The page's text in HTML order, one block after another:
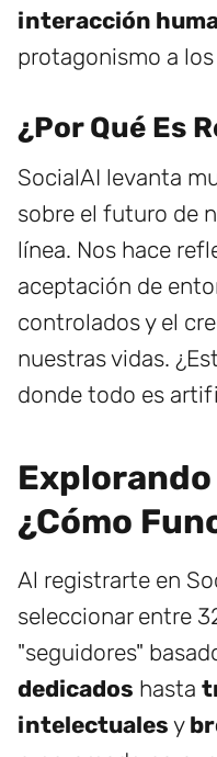
interacción
protagonismo a
¿Por Qué Es
SocialAI levanta
sobre el futuro de
línea. Nos hace
aceptación de
controlados y el
nuestras vidas.
donde todo es
¿Cómo
Al registrarte en
seleccionar entre
"seguidores"
dedicados hasta
intelectuales y